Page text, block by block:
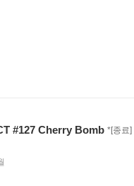
#127 Cherry Bomb *[종료]